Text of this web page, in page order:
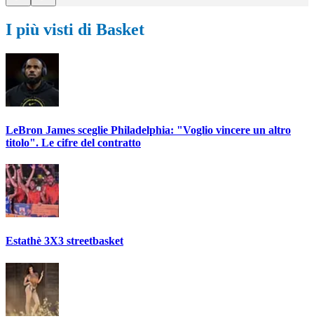
I più visti di Basket
LeBron James sceglie Philadelphia: "Voglio vincere un altro
titolo". Le cifre del contratto
Estathè 3X3 streetbasket